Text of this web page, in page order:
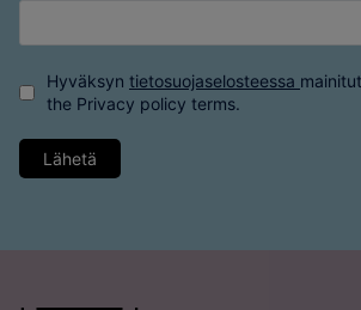
Hyväksyn tietosuojaselosteessa
the Privacy policy terms.
Lähetä